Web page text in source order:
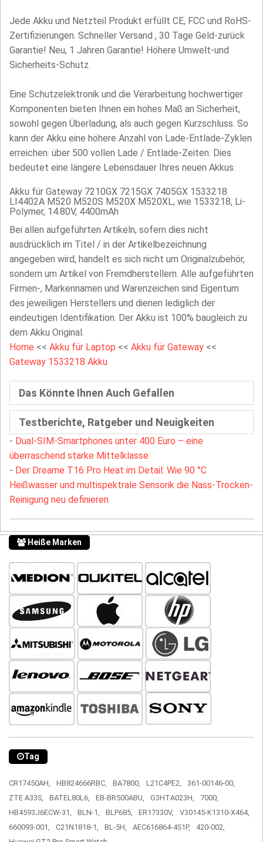
Jede Akku und Netzteil Produkt erfüllt CE, FCC und RoHS-
Zertifizierungen. Schneller Versand , 30 Tage Geld-zurück
Garantie! Neu, 1 Jahren Garantie! Höhere Umwelt-und
Sicherheits-Schutz.
Eine Schutzelektronik und die Verarbeitung hochwertiger
Komponenten bieten Ihnen ein hohes Maß an Sicherheit,
sowohl gegen Überladung, als auch gegen Kurzschluss. So
kann der Akku eine höhere Anzahl von Lade-Entlade-Zyklen
erreichen. über 500 vollen Lade / Entlade-Zeiten. Dies
bedeutet eine längere Lebensdauer Ihres neuen Akkus.
Akku für Gateway 7210GX 7215GX 7405GX 1533218
LI4402A M520 M520S M520X M520XL, wie 1533218, Li-
Polymer, 14.80V, 4400mAh
Bei allen aufgeführten Artikeln, sofern dies nicht
ausdrücklich im Titel / in der Artikelbezeichnung
angegeben wird, handelt es sich nicht um Originalzubehör,
sondern um Artikel von Fremdherstellern. Alle aufgeführten
Firmen-, Markennamen und Warenzeichen sind Eigentum
des jeweiligen Herstellers und dienen lediglich der
eindeutigen Identifikation. Der Akku ist 100% baugleich zu
dem Akku Original.
Home << Akku für Laptop << Akku für Gateway <<
Gateway 1533218 Akku
Das Könnte Ihnen Auch Gefallen
Testberichte, Ratgeber und Neuigkeiten
- Dual-SIM-Smartphones unter 400 Euro – eine
überraschend starke Mittelklasse
- Der Dreame T16 Pro Heat im Detail: Wie 90 °C
Heißwasser und multispektrale Sensorik die Nass-Trocken-
Reinigung neu definieren
Heiße Marken
Tag
CR17450AH, HB824666RBC, BA7800, L21C4PE2,
361-00146-00,
ZTE A33S,
BATEL80L6, EB-BR500ABU, G3HTA023H,
7000,
HB4593J6ECW-31,
BLN-1, BLP685, ER17330V,
V30145-K1310-X464,
660093-001,
C21N1818-1, BL-5H, AEC616864-4S1P,
420-002,